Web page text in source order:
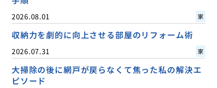
2026.08.01 家
収納力を劇的に向上させる部屋のリフォーム術
2026.07.31 家
大掃除の後に網戸が戻らなくて焦った私の解決エ
ピソード